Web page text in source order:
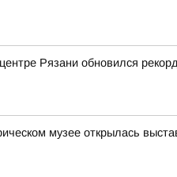
Рязани обновился
музее открылась